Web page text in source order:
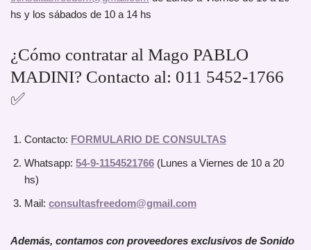
hs y los sábados de 10 a 14 hs
¿Cómo contratar al Mago PABLO
MADINI? Contacto al: 011 5452-1766
✅
Contacto: FORMULARIO DE CONSULTAS
Whatsapp: 54-9-1154521766 (Lunes a Viernes de 10 a 20
hs)
Mail: consultasfreedom@gmail.com
Además, contamos con proveedores exclusivos de Sonido